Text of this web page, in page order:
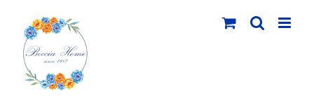
contenuto